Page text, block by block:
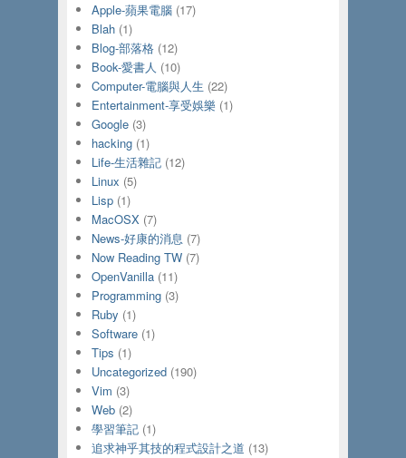
Apple-蘋果電腦(17)
Blah(1)
Blog-部落格(12)
Book-愛書人 (10)
Computer-電腦與人生 (22)
Entertainment-享受娛樂 (1)
Google(3)
hacking(1)
Life-生活雜記(12)
Linux (5)
Lisp(1)
MacOSX(7)
News-好康的消息 (7)
Now Reading TW(7)
OpenVanilla(11)
Programming(3)
Ruby (1)
Software(1)
Tips (1)
Uncategorized(190)
Vim (3)
Web(2)
學習筆記(1)
追求神乎其技的程式設計之道 (13)